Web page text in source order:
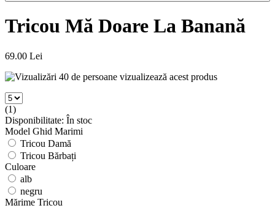
Tricou Mă Doare La Banană
69.00 Lei
40 de persoane vizualizează acest produs
(1)
Disponibilitate: În stoc
Model Ghid Marimi
Tricou Damă
Tricou Bărbați
Culoare
alb
negru
Mărime Tricou